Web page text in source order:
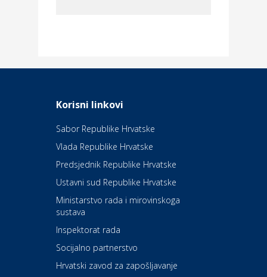
Daruvarske toplice – ljekovita
Kultura i edukacija
Kazalište Kerempuh
Kultura i edukacija
Kazalište ZKM
Auto-moto i tehnika
Korisni linkovi
Sabor Republike Hrvatske
Vlada Republike Hrvatske
Predsjednik Republike Hrvatske
Ustavni sud Republike Hrvatske
Ministarstvo rada i mirovinskoga
sustava
Inspektorat rada
Socijalno partnerstvo
Hrvatski zavod za zapošljavanje